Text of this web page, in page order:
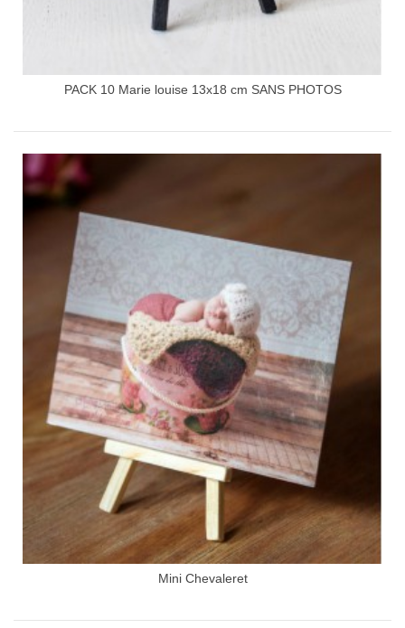
PACK 10 Marie louise 13x18 cm SANS PHOTOS
Mini Chevaleret